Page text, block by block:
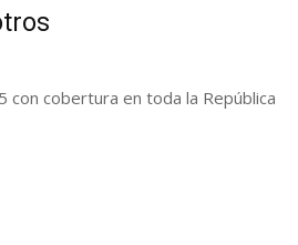
con cobertura en toda la República